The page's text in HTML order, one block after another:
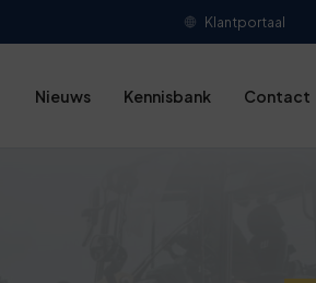
Klantportaal
Nieuws Kennisbank Contact